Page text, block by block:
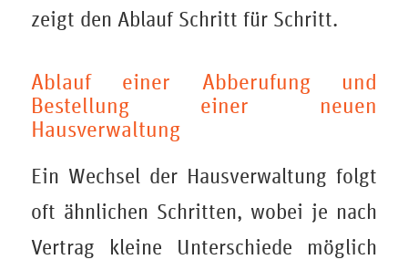
zeigt den Ablauf Schritt für Schritt.
Ablauf einer Abberufung und
Bestellung einer neuen
Hausverwaltung
Ein Wechsel der Hausverwaltung folgt
oft ähnlichen Schritten, wobei je nach
Vertrag kleine Unterschiede möglich